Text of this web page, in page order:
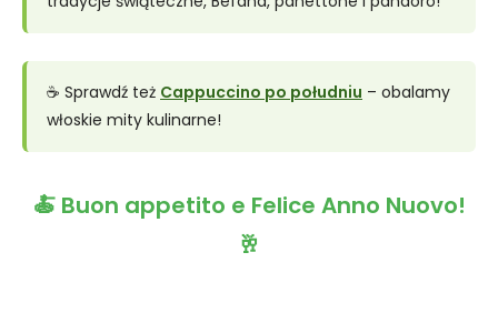
☕ Sprawdź też Cappuccino po południu – obalamy
włoskie mity kulinarne!
🍝 Buon appetito e Felice Anno Nuovo!
🥂